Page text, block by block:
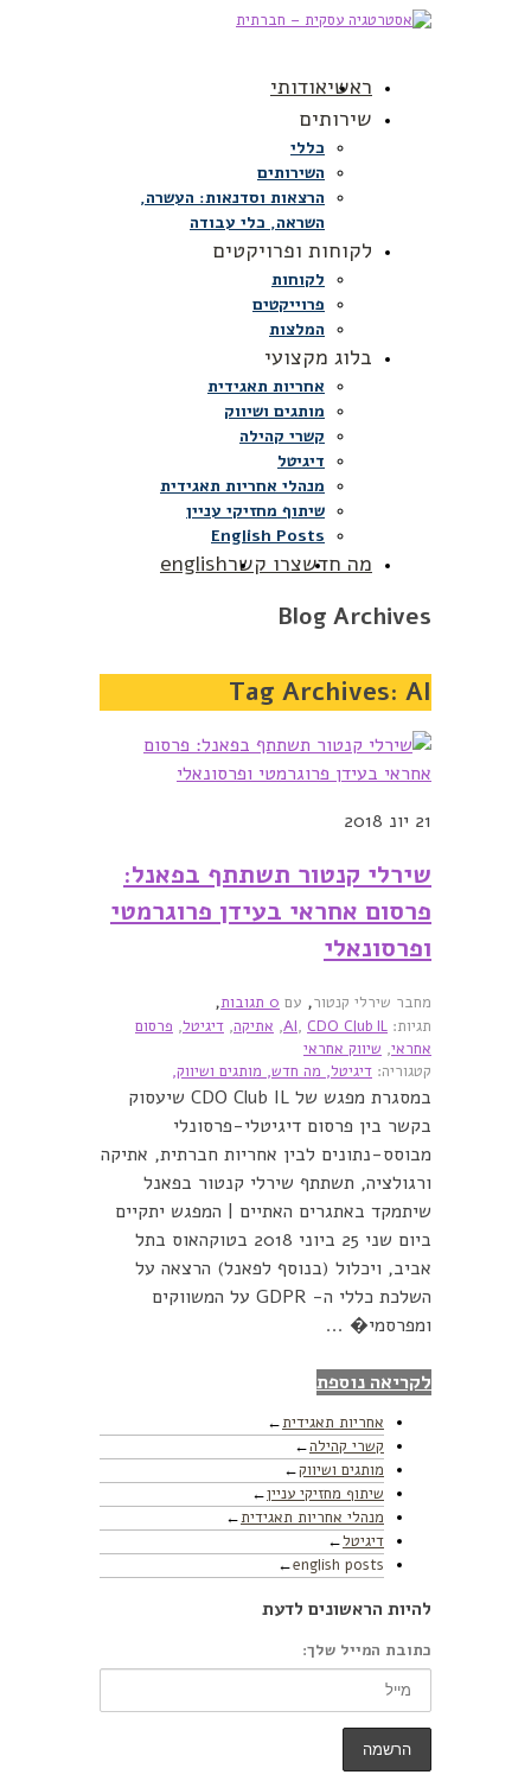
ראשיאודותי
שירותים
כללי
השירותים
הרצאות וסדנאות: העשרה,
השראה, כלי עבודה
לקוחות ופרויקטים
לקוחות
פרוייקטים
המלצות
בלוג מקצועי
אחריות תאגידית
מותגים ושיווק
קשרי קהילה
דיגיטל
מנהלי אחריות תאגידית
שיתוף מחזיקי עניין
English Posts
מה חדשצרו קשרenglish
Blog Archives
Tag Archives: AI
21 יונ 2018
שירלי קנטור תשתתף בפאנל:
פרסום אחראי בעידן פרוגרמטי
ופרסונאלי
מחבר שירלי קנטור, עם 0 תגובות ,
קטגוריה: דיגיטל, מה חדש, מותגים ושיווק,
תגיות: AI, CDO Club IL
, אתיקה, דיגיטל, פרסום
אחראי, שיווק אחראי
במסגרת מפגש של CDO Club IL שיעסוק
בקשר בין פרסום דיגיטלי-פרסונלי
מבוסס-נתונים לבין אחריות חברתית, אתיקה
ורגולציה, תשתתף שירלי קנטור בפאנל
שיתמקד באתגרים האתיים | המפגש יתקיים
ביום שני 25 ביוני 2018 בטוקהאוס בתל
אביב, ויכלול (בנוסף לפאנל) הרצאה על
השלכת כללי ה- GDPR על המשווקים
ומפרסמי� ...
לקריאה נוספת
אחריות תאגידית
קשרי קהילה
מותגים ושיווק
שיתוף מחזיקי עניין
מנהלי אחריות תאגידית
דיגיטל
english posts
להיות הראשונים לדעת
כתובת המייל שלך: